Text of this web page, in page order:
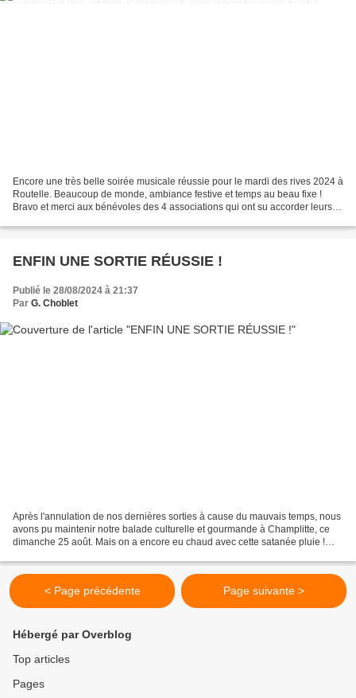
Encore une très belle soirée musicale réussie pour le mardi des rives 2024 à
Routelle. Beaucoup de monde, ambiance festive et temps au beau fixe !
Bravo et merci aux bénévoles des 4 associations qui ont su accorder leurs
ENFIN UNE SORTIE RÉUSSIE !
Publié le 28/08/2024 à 21:37
Par G. Choblet
Après l'annulation de nos dernières sorties à cause du mauvais temps, nous
avons pu maintenir notre balade culturelle et gourmande à Champlitte, ce
dimanche 25 août. Mais on a encore eu chaud avec cette satanée pluie !
< Page précédente Page suivante >
Hébergé par Overblog
Top articles
Pages